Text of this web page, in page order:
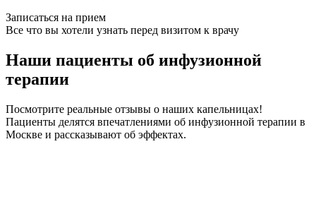
Записаться на прием
Все что вы хотели узнать перед визитом к врачу
Наши пациенты об инфузионной
терапии
Посмотрите реальные отзывы о наших капельницах!
Пациенты делятся впечатлениями об инфузионной терапии в
Москве и рассказывают об эффектах.